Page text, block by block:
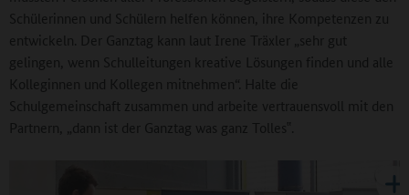
Schülerinnen und Schülern helfen können, ihre Kompetenzen zu
entwickeln. Der Ganztag kann laut Irene Träxler „sehr gut
gelingen, wenn Schulleitungen kreative Lösungen finden und alle
Kolleginnen und Kollegen mitnehmen“. Halte die
Schulgemeinschaft zusammen und arbeite vertrauensvoll mit den
Partnern, „dann ist der Ganztag was ganz Tolles‟.